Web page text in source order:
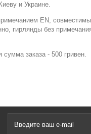
и Украине.
EN,
гирлянды без
сумма заказа - 500 гривен.